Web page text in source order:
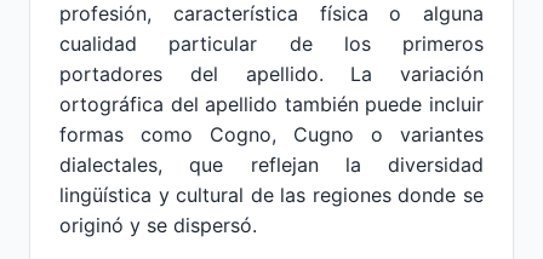
profesión, característica física o alguna
cualidad particular de los primeros
portadores del apellido. La variación
ortográfica del apellido también puede incluir
formas como Cogno, Cugno o variantes
dialectales, que reflejan la diversidad
lingüística y cultural de las regiones donde se
originó y se dispersó.